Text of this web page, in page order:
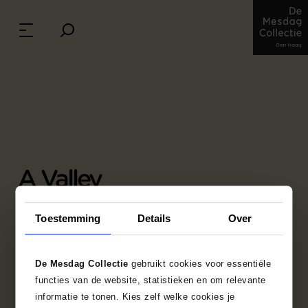
Toestemming Details Over
De Mesdag Collectie gebruikt cookies voor essentiële
functies van de website, statistieken en om relevante
informatie te tonen. Kies zelf welke cookies je
A Valley
undated